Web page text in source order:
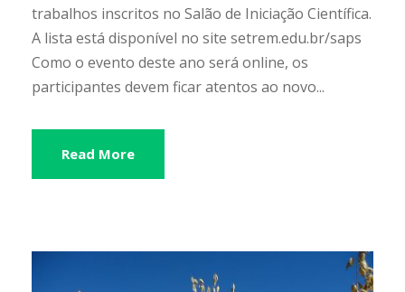
trabalhos inscritos no Salão de Iniciação Científica.
A lista está disponível no site setrem.edu.br/saps
Como o evento deste ano será online, os
participantes devem ficar atentos ao novo...
Read More